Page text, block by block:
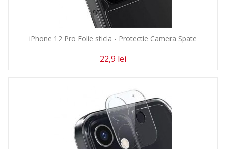
iPhone 12 Pro Folie sticla - Protectie Camera Spate
22,9 lei